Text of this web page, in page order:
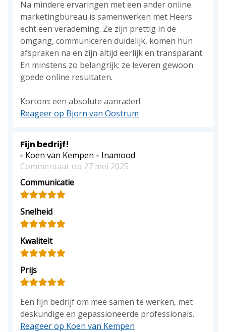
Na mindere ervaringen met een ander online
marketingbureau is samenwerken met Heers
echt een verademing. Ze zijn prettig in de
omgang, communiceren duidelijk, komen hun
afspraken na en zijn altijd eerlijk en transparant.
En minstens zo belangrijk: ze leveren gewoon
goede online resultaten.
Kortom: een absolute aanrader!
Reageer op Bjorn van Oostrum
Fijn bedrijf!
Koen van Kempen
Inamood
Commentaar op 27 mei 2025
Communicatie
Snelheid
Kwaliteit
Prijs
Een fijn bedrijf om mee samen te werken, met
deskundige en gepassioneerde professionals.
Reageer op Koen van Kempen